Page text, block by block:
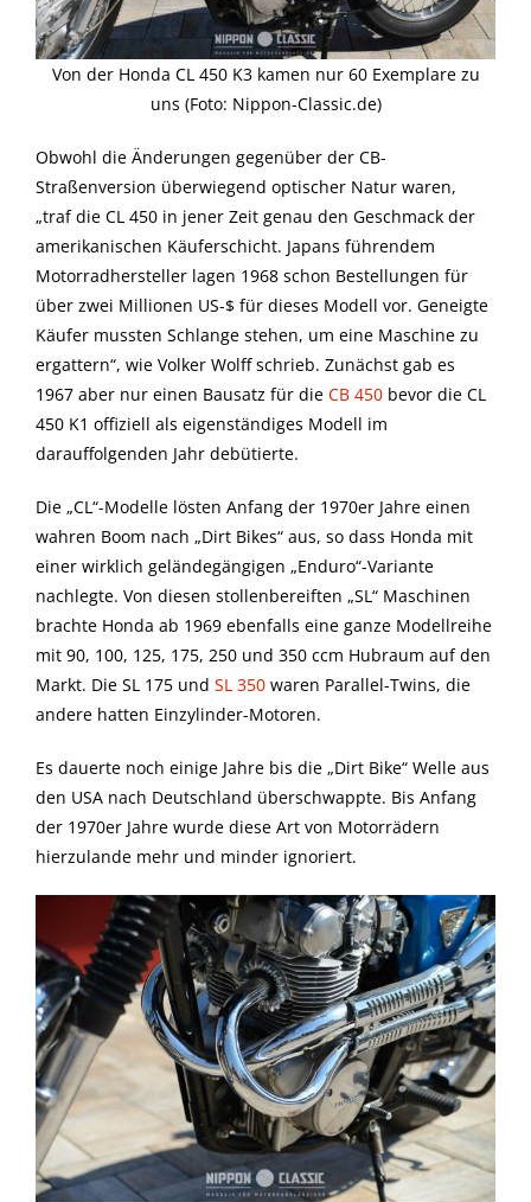
Von der Honda CL 450 K3 kamen nur 60 Exemplare zu
uns (Foto: Nippon-Classic.de)
Obwohl die Änderungen gegenüber der CB-
Straßenversion überwiegend optischer Natur waren,
„traf die CL 450 in jener Zeit genau den Geschmack der
amerikanischen Käuferschicht. Japans führendem
Motorradhersteller lagen 1968 schon Bestellungen für
über zwei Millionen US-$ für dieses Modell vor. Geneigte
Käufer mussten Schlange stehen, um eine Maschine zu
ergattern“, wie Volker Wolff schrieb. Zunächst gab es
1967 aber nur einen Bausatz für die CB 450 bevor die CL
450 K1 offiziell als eigenständiges Modell im
darauffolgenden Jahr debütierte.
Die „CL“-Modelle lösten Anfang der 1970er Jahre einen
wahren Boom nach „Dirt Bikes“ aus, so dass Honda mit
einer wirklich geländegängigen „Enduro“-Variante
nachlegte. Von diesen stollenbereiften „SL“ Maschinen
brachte Honda ab 1969 ebenfalls eine ganze Modellreihe
mit 90, 100, 125, 175, 250 und 350 ccm Hubraum auf den
Markt. Die SL 175 und SL 350 waren Parallel-Twins, die
andere hatten Einzylinder-Motoren.
Es dauerte noch einige Jahre bis die „Dirt Bike“ Welle aus
den USA nach Deutschland überschwappte. Bis Anfang
der 1970er Jahre wurde diese Art von Motorrädern
hierzulande mehr und minder ignoriert.